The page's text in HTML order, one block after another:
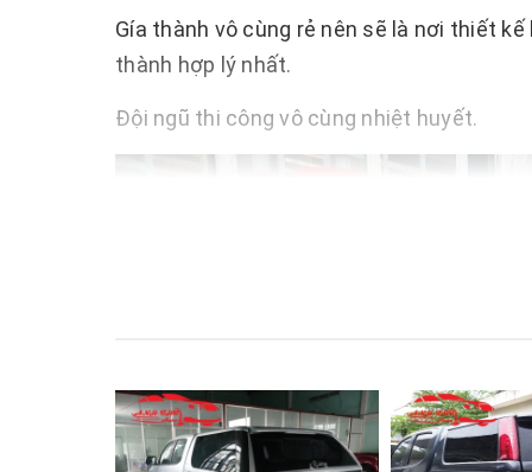
Gía thành vô cùng rẻ nên sẽ là nơi thiết
thành hợp lý nhất.
Đội ngũ thi công vô cùng nhiệt huyết.